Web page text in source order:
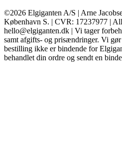
©2026 Elgiganten A/S | Arne
København S. | CVR: 17237977 |
hello@elgiganten.dk | Vi tager
samt afgifts- og prisændringer. Vi
bestilling ikke er bindende for
behandlet din ordre og sendt en